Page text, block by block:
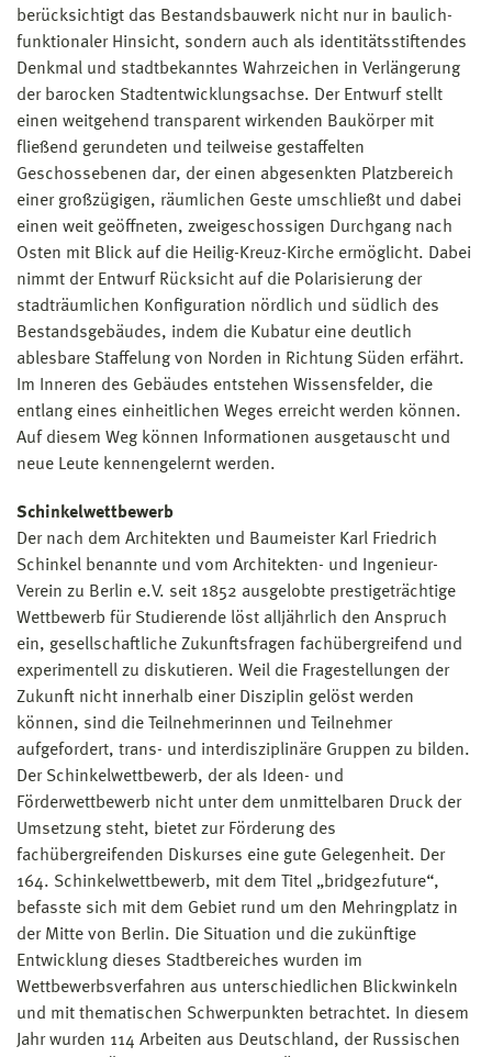
berücksichtigt das Bestandsbauwerk nicht nur in baulich-
funktionaler Hinsicht, sondern auch als identitätsstiftendes
Denkmal und stadtbekanntes Wahrzeichen in Verlängerung
der barocken Stadtentwicklungsachse. Der Entwurf stellt
einen weitgehend transparent wirkenden Baukörper mit
fließend gerundeten und teilweise gestaffelten
Geschossebenen dar, der einen abgesenkten Platzbereich
einer großzügigen, räumlichen Geste umschließt und dabei
einen weit geöffneten, zweigeschossigen Durchgang nach
Osten mit Blick auf die Heilig-Kreuz-Kirche ermöglicht. Dabei
nimmt der Entwurf Rücksicht auf die Polarisierung der
stadträumlichen Konfiguration nördlich und südlich des
Bestandsgebäudes, indem die Kubatur eine deutlich
ablesbare Staffelung von Norden in Richtung Süden erfährt.
Im Inneren des Gebäudes entstehen Wissensfelder, die
entlang eines einheitlichen Weges erreicht werden können.
Auf diesem Weg können Informationen ausgetauscht und
neue Leute kennengelernt werden.
Schinkelwettbewerb
Der nach dem Architekten und Baumeister Karl Friedrich
Schinkel benannte und vom Architekten- und Ingenieur-
Verein zu Berlin e.V. seit 1852 ausgelobte prestigeträchtige
Wettbewerb für Studierende löst alljährlich den Anspruch
ein, gesellschaftliche Zukunftsfragen fachübergreifend und
experimentell zu diskutieren. Weil die Fragestellungen der
Zukunft nicht innerhalb einer Disziplin gelöst werden
können, sind die Teilnehmerinnen und Teilnehmer
aufgefordert, trans- und interdisziplinäre Gruppen zu bilden.
Der Schinkelwettbewerb, der als Ideen- und
Förderwettbewerb nicht unter dem unmittelbaren Druck der
Umsetzung steht, bietet zur Förderung des
fachübergreifenden Diskurses eine gute Gelegenheit. Der
164. Schinkelwettbewerb, mit dem Titel „bridge2future“,
befasste sich mit dem Gebiet rund um den Mehringplatz in
der Mitte von Berlin. Die Situation und die zukünftige
Entwicklung dieses Stadtbereiches wurden im
Wettbewerbsverfahren aus unterschiedlichen Blickwinkeln
und mit thematischen Schwerpunkten betrachtet. In diesem
Jahr wurden 114 Arbeiten aus Deutschland, der Russischen